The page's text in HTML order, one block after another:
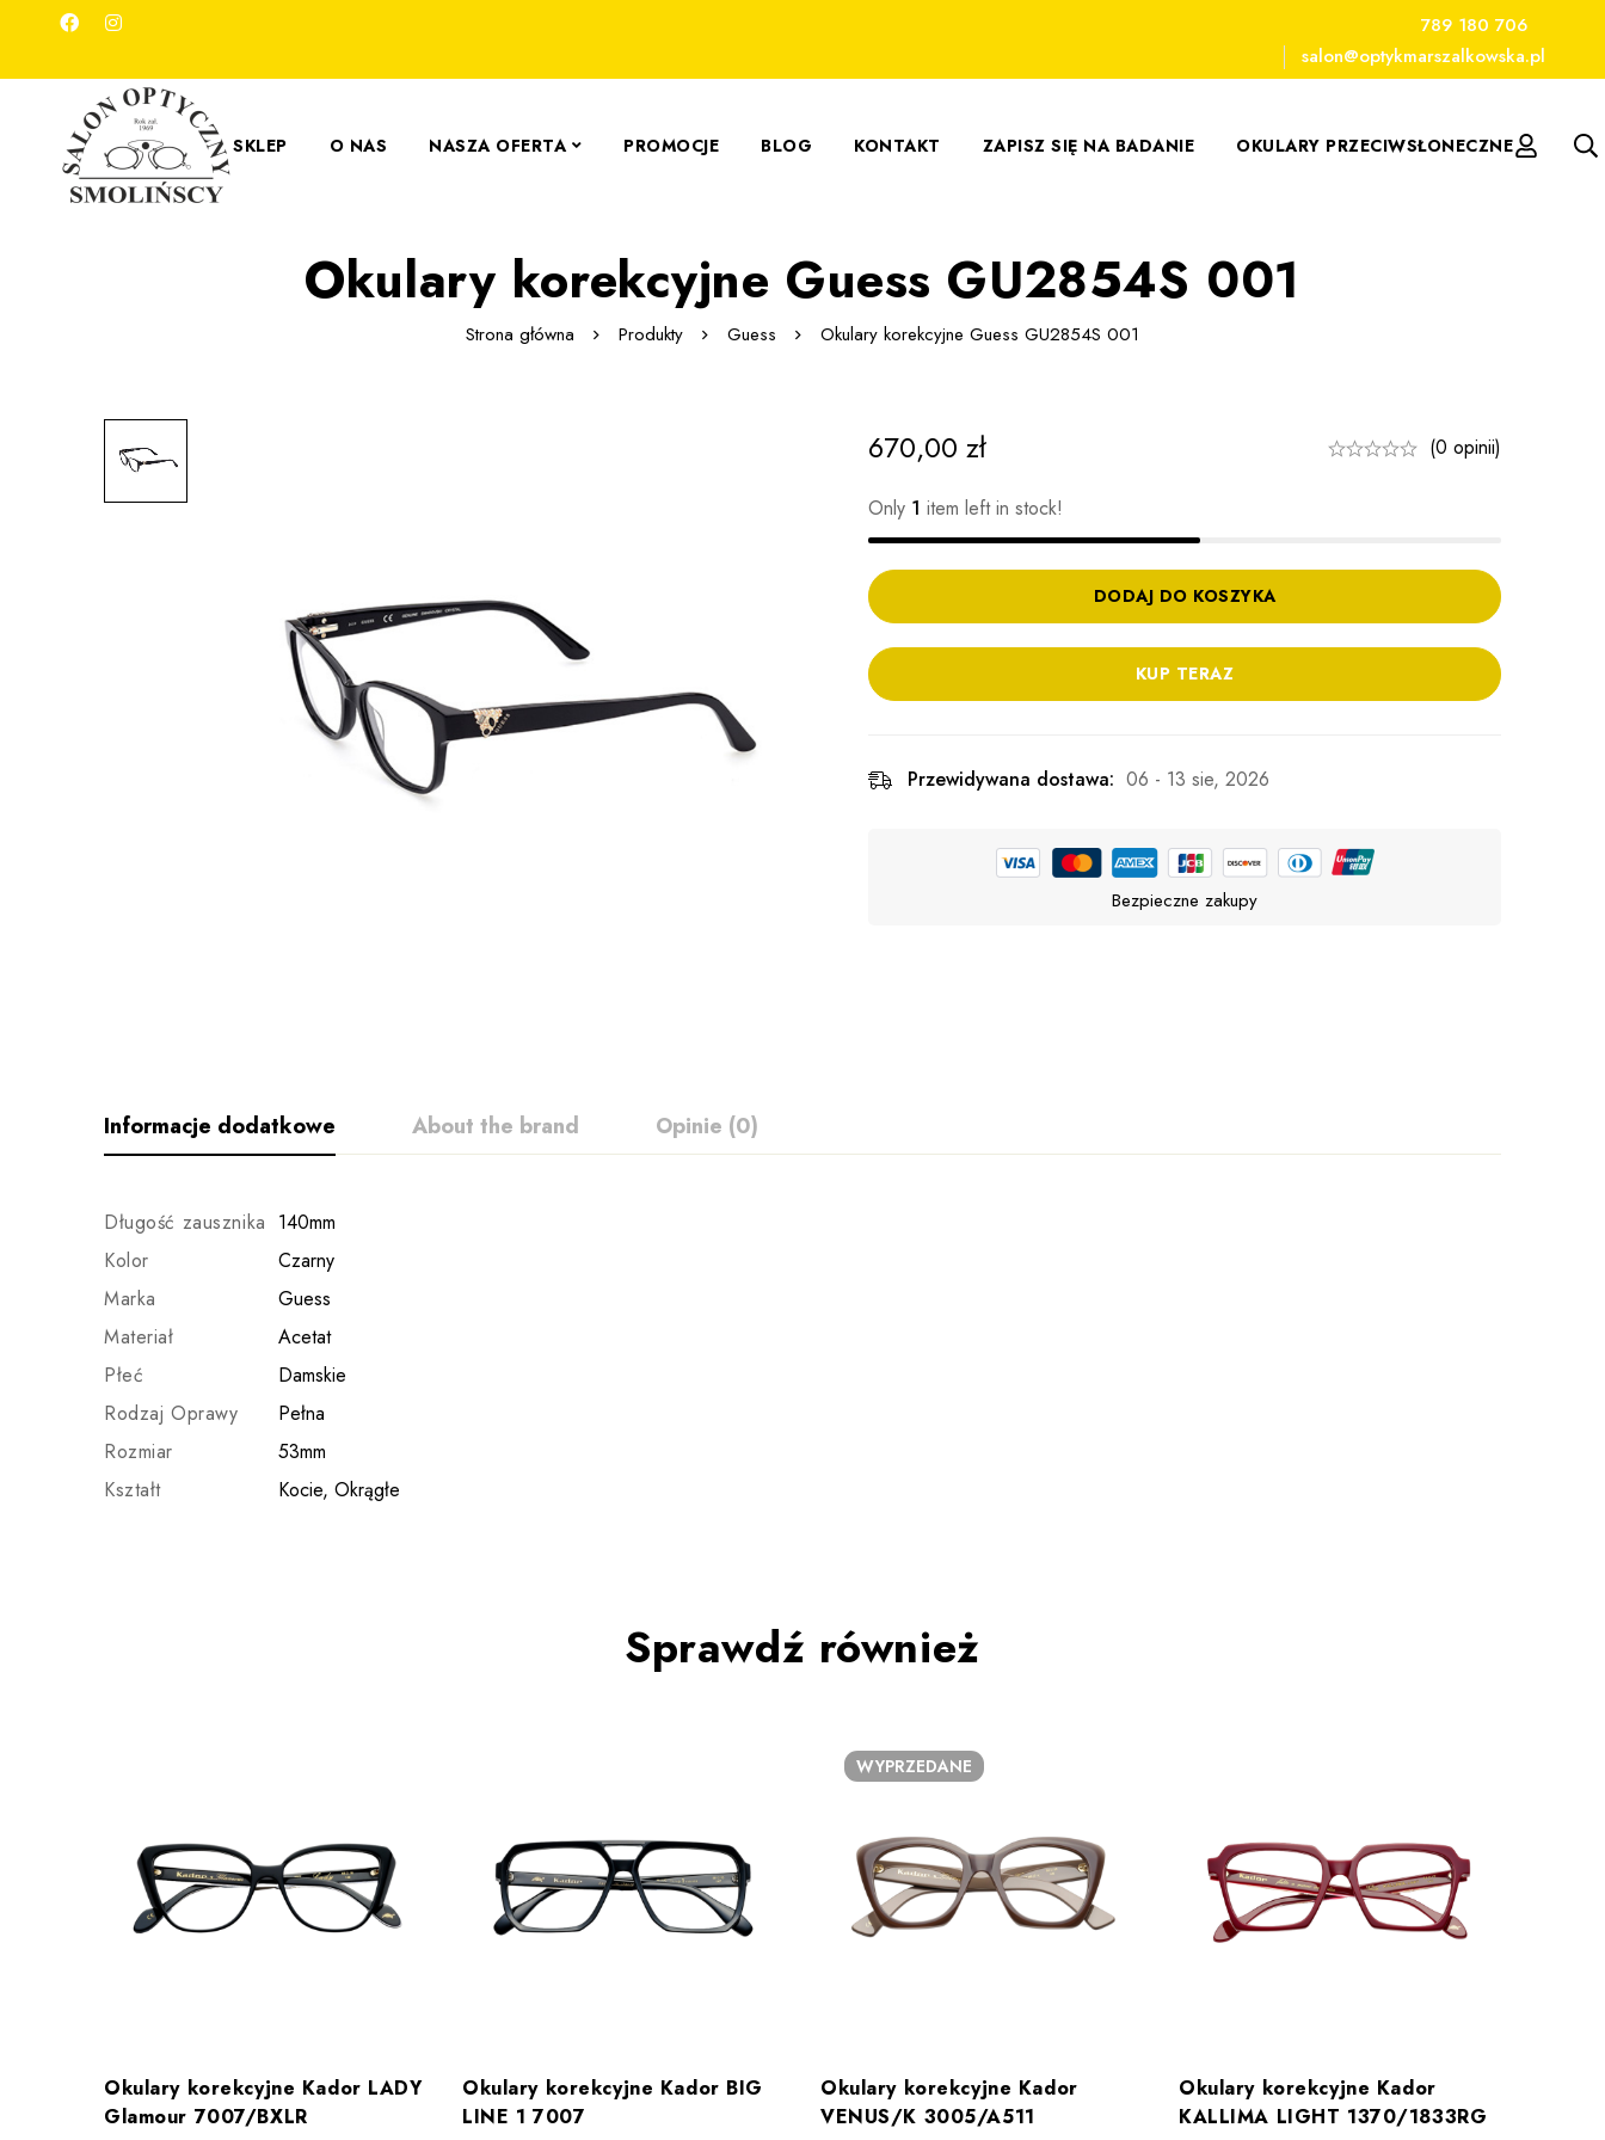
789 180 706
salon@optykmarszalkowska.pl
SKLEP O NAS NASZA OFERTA PROMOCJE BLOG KONTAKT ZAPISZ SIĘ NA BADANIE OKULARY PRZECIWSŁONECZNE
Okulary korekcyjne Guess GU2854S 001
Strona główna Produkty Guess Okulary korekcyjne Guess GU2854S 001
670,00 zł (0 opinii)
Only 1 item left in stock!
DODAJ DO KOSZYKA
KUP TERAZ
Przewidywana dostawa: 06 - 13 sie, 2026
Bezpieczne zakupy
Informacje dodatkowe About the brand Opinie (0)
Długość zausznika 140mm
Kolor
Czarny
Marka
Guess
Materiał
Acetat
Płeć
Damskie
Rodzaj Oprawy
Pełna
Rozmiar
53mm
Kształt
Kocie, Okrągłe
Sprawdź również
Okulary korekcyjne Kador LADY
Glamour 7007/BXLR
Okulary korekcyjne Kador BIG
LINE 1 7007
WYPRZEDANE
Okulary korekcyjne Kador
VENUS/K 3005/A511
Okulary korekcyjne Kador
KALLIMA LIGHT 1370/1833RG